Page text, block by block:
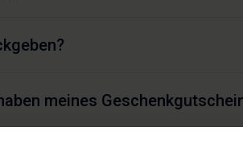
meines